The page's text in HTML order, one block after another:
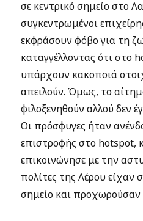
σε κεντρικό σημείο στο
συγκεντρωμένοι
εκφράσουν φόβο για τη
καταγγέλλοντας ότι στο
υπάρχουν κακοποιά
απειλούν. Όμως, το
φιλοξενηθούν αλλού δεν
Οι πρόσφυγες ήταν
επιστροφής στο hotspot,
επικοινώνησε με την
πολίτες της Λέρου είχαν
σημείο και προχωρούσαν